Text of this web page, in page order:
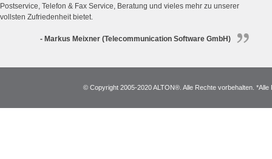
Postservice, Telefon & Fax Service, Beratung und vieles mehr zu unserer
vollsten Zufriedenheit bietet.
- Markus Meixner (Telecommunication Software GmbH)
© Copyright 2005-2020 ALTON®. Alle Rechte vorbehalten.